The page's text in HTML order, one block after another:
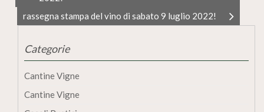
rassegna stampa del vino di sabato 9 luglio 2022!
Categorie
Cantine Vigne
Cantine Vigne